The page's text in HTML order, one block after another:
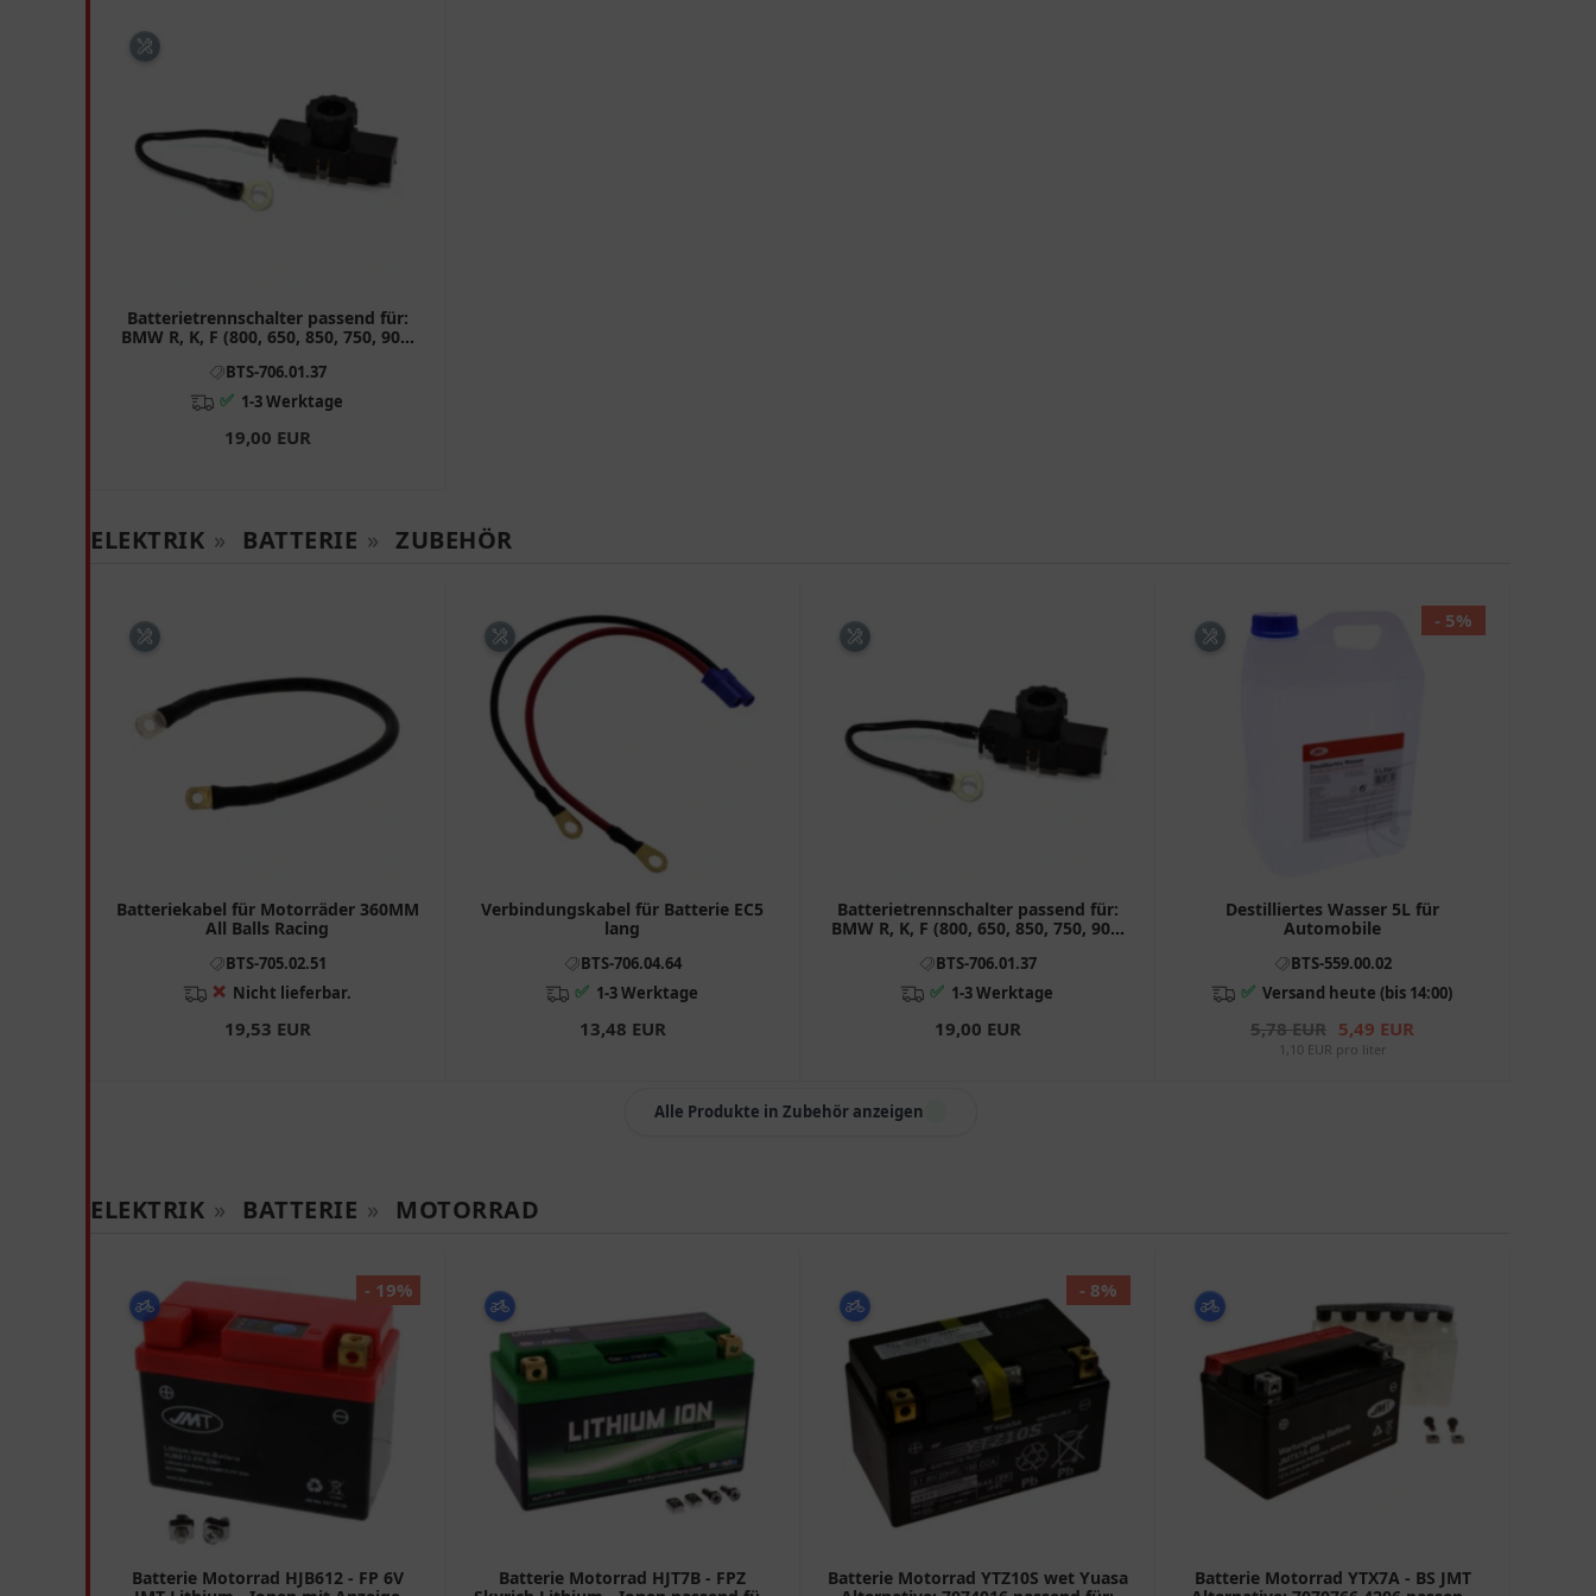
Batterietrennschalter passend für:
BMW R, K, F (800, 650, 850, 750, 900,
BTS-706.01.37
✅ 1-3 Werktage
19,00 EUR
ELEKTRIK » BATTERIE » ZUBEHÖR
Batteriekabel für Motorräder 360MM
All Balls Racing
BTS-705.02.51
❌ Nicht lieferbar.
19,53 EUR
Verbindungskabel für Batterie EC5
lang
BTS-706.04.64
✅ 1-3 Werktage
13,48 EUR
Batterietrennschalter passend für:
BMW R, K, F (800, 650, 850, 750, 900,
BTS-706.01.37
✅ 1-3 Werktage
19,00 EUR
Destilliertes Wasser 5L für
Automobile
BTS-559.00.02
✅ Versand heute (bis 14:00)
5,78 EUR 5,49 EUR
- 5%
1,10 EUR pro liter
Alle Produkte in Zubehör anzeigen
ELEKTRIK » BATTERIE » MOTORRAD
Batterie Motorrad HJB612 - FP 6V
- 19%
Batterie Motorrad HJT7B - FPZ
Batterie Motorrad YTZ10S wet Yuasa
- 8%
Batterie Motorrad YTX7A - BS JMT